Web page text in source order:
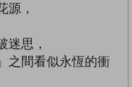
源，
迷思，
之間看似永恆的衝